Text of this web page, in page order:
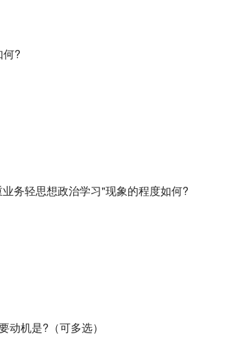
何?
务轻思想政治学习"现象的程度如何?
动机是?（可多选）